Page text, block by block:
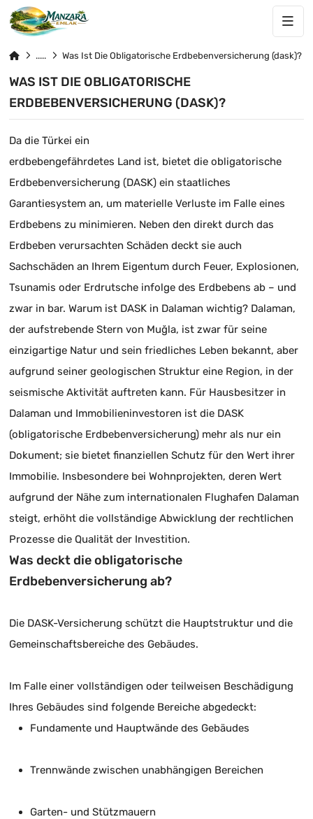
Was Ist Die Obligatorische Erdbebenversicherung (dask)?
WAS IST DIE OBLIGATORISCHE
ERDBEBENVERSICHERUNG (DASK)?
Da die Türkei ein
erdbebengefährdetes Land ist, bietet die obligatorische
Erdbebenversicherung (DASK) ein staatliches
Garantiesystem an, um materielle Verluste im Falle eines
Erdbebens zu minimieren. Neben den direkt durch das
Erdbeben verursachten Schäden deckt sie auch
Sachschäden an Ihrem Eigentum durch Feuer, Explosionen,
Tsunamis oder Erdrutsche infolge des Erdbebens ab – und
zwar in bar. Warum ist DASK in Dalaman wichtig? Dalaman,
der aufstrebende Stern von Muğla, ist zwar für seine
einzigartige Natur und sein friedliches Leben bekannt, aber
aufgrund seiner geologischen Struktur eine Region, in der
seismische Aktivität auftreten kann. Für Hausbesitzer in
Dalaman und Immobilieninvestoren ist die DASK
(obligatorische Erdbebenversicherung) mehr als nur ein
Dokument; sie bietet finanziellen Schutz für den Wert ihrer
Immobilie. Insbesondere bei Wohnprojekten, deren Wert
aufgrund der Nähe zum internationalen Flughafen Dalaman
steigt, erhöht die vollständige Abwicklung der rechtlichen
Prozesse die Qualität der Investition.
Was deckt die obligatorische
Erdbebenversicherung ab?
Die DASK-Versicherung schützt die Hauptstruktur und die
Gemeinschaftsbereiche des Gebäudes.
Im Falle einer vollständigen oder teilweisen Beschädigung
Ihres Gebäudes sind folgende Bereiche abgedeckt:
Fundamente und Hauptwände des Gebäudes
Trennwände zwischen unabhängigen Bereichen
Garten- und Stützmauern